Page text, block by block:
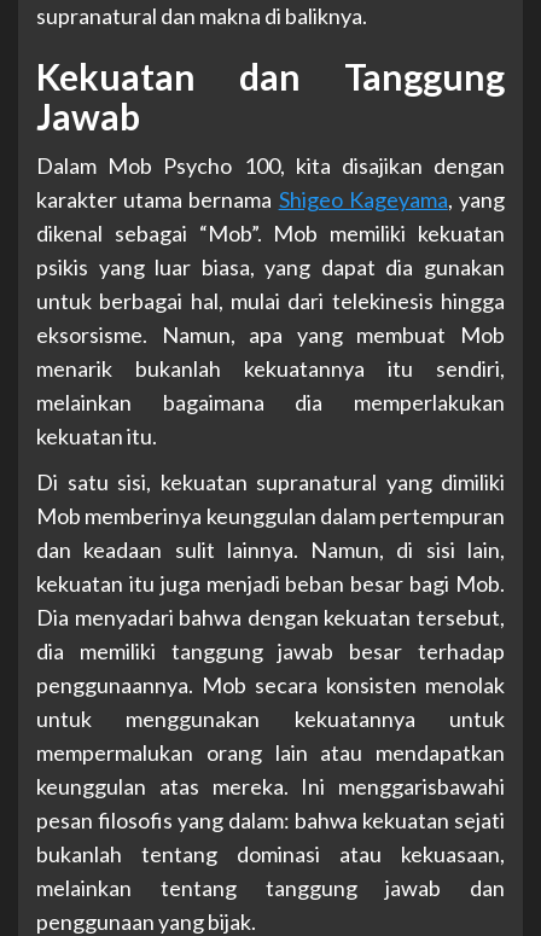
supranatural dan makna di baliknya.
Kekuatan dan Tanggung
Jawab
Dalam Mob Psycho 100, kita disajikan dengan
karakter utama bernama Shigeo Kageyama, yang
dikenal sebagai “Mob”. Mob memiliki kekuatan
psikis yang luar biasa, yang dapat dia gunakan
untuk berbagai hal, mulai dari telekinesis hingga
eksorsisme. Namun, apa yang membuat Mob
menarik bukanlah kekuatannya itu sendiri,
melainkan bagaimana dia memperlakukan
kekuatan itu.
Di satu sisi, kekuatan supranatural yang dimiliki
Mob memberinya keunggulan dalam pertempuran
dan keadaan sulit lainnya. Namun, di sisi lain,
kekuatan itu juga menjadi beban besar bagi Mob.
Dia menyadari bahwa dengan kekuatan tersebut,
dia memiliki tanggung jawab besar terhadap
penggunaannya. Mob secara konsisten menolak
untuk menggunakan kekuatannya untuk
mempermalukan orang lain atau mendapatkan
keunggulan atas mereka. Ini menggarisbawahi
pesan filosofis yang dalam: bahwa kekuatan sejati
bukanlah tentang dominasi atau kekuasaan,
melainkan tentang tanggung jawab dan
penggunaan yang bijak.